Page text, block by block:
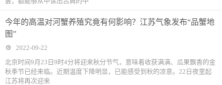
今年的高温对河蟹养殖究竟有何影响？江苏气象发布“品蟹地
图”
2022-09-22
北京时间9月23日9时4分将迎来秋分节气，意味着收获满满、瓜果飘香的金
秋季节已经来临。近期温度下降明显，已能感受到秋的凉意。22日夜里起
江苏将再次迎来